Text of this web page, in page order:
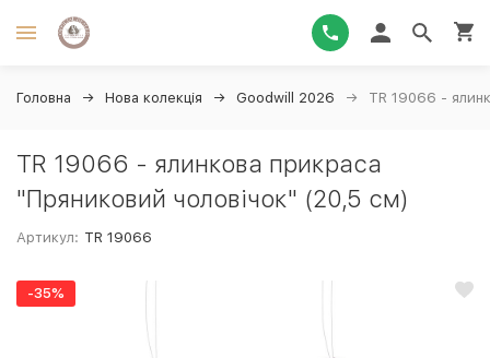
Головна Нова колекція Goodwill 2026 TR 19066 -
TR 19066 - ялинкова прикраса
"Пряниковий чоловічок" (20,5 см)
Артикул: TR 19066
-35%